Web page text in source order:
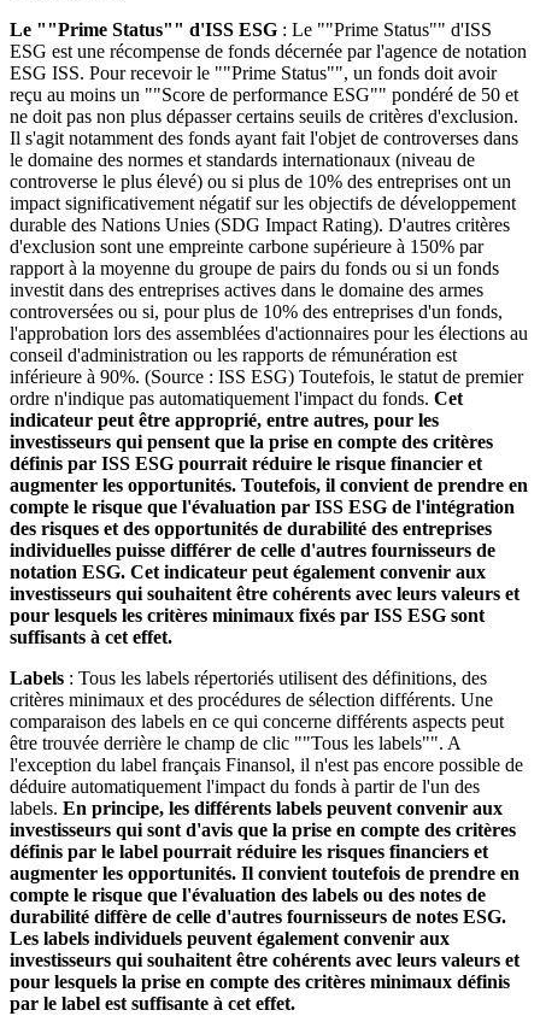
Le ""Prime Status"" d'ISS ESG : Le ""Prime Status"" d'ISS
ESG est une récompense de fonds décernée par l'agence de notation
ESG ISS. Pour recevoir le ""Prime Status"", un fonds doit avoir
reçu au moins un ""Score de performance ESG"" pondéré de 50 et
ne doit pas non plus dépasser certains seuils de critères d'exclusion.
Il s'agit notamment des fonds ayant fait l'objet de controverses dans
le domaine des normes et standards internationaux (niveau de
controverse le plus élevé) ou si plus de 10% des entreprises ont un
impact significativement négatif sur les objectifs de développement
durable des Nations Unies (SDG Impact Rating). D'autres critères
d'exclusion sont une empreinte carbone supérieure à 150% par
rapport à la moyenne du groupe de pairs du fonds ou si un fonds
investit dans des entreprises actives dans le domaine des armes
controversées ou si, pour plus de 10% des entreprises d'un fonds,
l'approbation lors des assemblées d'actionnaires pour les élections au
conseil d'administration ou les rapports de rémunération est
inférieure à 90%. (Source : ISS ESG) Toutefois, le statut de premier
ordre n'indique pas automatiquement l'impact du fonds. Cet
indicateur peut être approprié, entre autres, pour les
investisseurs qui pensent que la prise en compte des critères
définis par ISS ESG pourrait réduire le risque financier et
augmenter les opportunités. Toutefois, il convient de prendre en
compte le risque que l'évaluation par ISS ESG de l'intégration
des risques et des opportunités de durabilité des entreprises
individuelles puisse différer de celle d'autres fournisseurs de
notation ESG. Cet indicateur peut également convenir aux
investisseurs qui souhaitent être cohérents avec leurs valeurs et
pour lesquels les critères minimaux fixés par ISS ESG sont
suffisants à cet effet.
Labels : Tous les labels répertoriés utilisent des définitions, des
critères minimaux et des procédures de sélection différents. Une
comparaison des labels en ce qui concerne différents aspects peut
être trouvée derrière le champ de clic ""Tous les labels"". A
l'exception du label français Finansol, il n'est pas encore possible de
déduire automatiquement l'impact du fonds à partir de l'un des
labels. En principe, les différents labels peuvent convenir aux
investisseurs qui sont d'avis que la prise en compte des critères
définis par le label pourrait réduire les risques financiers et
augmenter les opportunités. Il convient toutefois de prendre en
compte le risque que l'évaluation des labels ou des notes de
durabilité diffère de celle d'autres fournisseurs de notes ESG.
Les labels individuels peuvent également convenir aux
investisseurs qui souhaitent être cohérents avec leurs valeurs et
pour lesquels la prise en compte des critères minimaux définis
par le label est suffisante à cet effet.